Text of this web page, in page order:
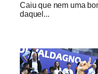
Caiu que nem uma
daquel...